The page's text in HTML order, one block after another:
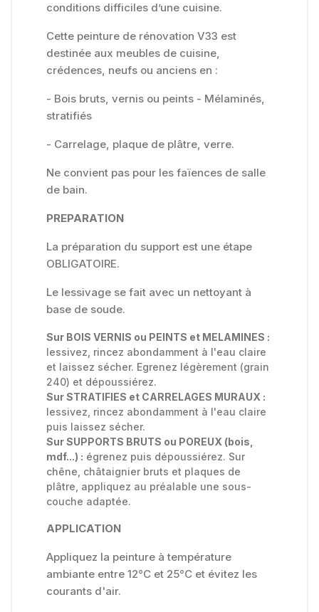
conditions difficiles d’une cuisine.
Cette peinture de rénovation V33 est
destinée aux meubles de cuisine,
crédences, neufs ou anciens en :
- Bois bruts, vernis ou peints - Mélaminés,
stratifiés
- Carrelage, plaque de plâtre, verre.
Ne convient pas pour les faïences de salle
de bain.
PREPARATION
La préparation du support est une étape
OBLIGATOIRE.
Le lessivage se fait avec un nettoyant à
base de soude.
Sur BOIS VERNIS ou PEINTS et MELAMINES :
lessivez, rincez abondamment à l'eau claire
et laissez sécher. Egrenez légèrement (grain
240) et dépoussiérez.
Sur STRATIFIES et CARRELAGES MURAUX :
lessivez, rincez abondamment à l'eau claire
puis laissez sécher.
Sur SUPPORTS BRUTS ou POREUX (bois,
mdf...) : égrenez puis dépoussiérez. Sur
chêne, châtaignier bruts et plaques de
plâtre, appliquez au préalable une sous-
couche adaptée.
APPLICATION
Appliquez la peinture à température
ambiante entre 12°C et 25°C et évitez les
courants d'air.